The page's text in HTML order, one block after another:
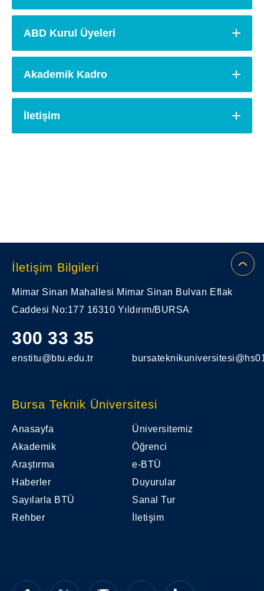
ABD Kurul Üyeleri
Akademik Kadro
İletişim
İletişim Bilgileri
Mimar Sinan Mahallesi Mimar Sinan Bulvarı Eflak
Caddesi No:177 16310 Yıldırım/BURSA
300 33 35
enstitu@btu.edu.tr
Bursa Teknik Üniversitesi
Anasayfa
Üniversitemiz
Akademik
Öğrenci
Araştırma
e-BTÜ
Haberler
Duyurular
Sayılarla BTÜ
Sanal Tur
Rehber
İletişim